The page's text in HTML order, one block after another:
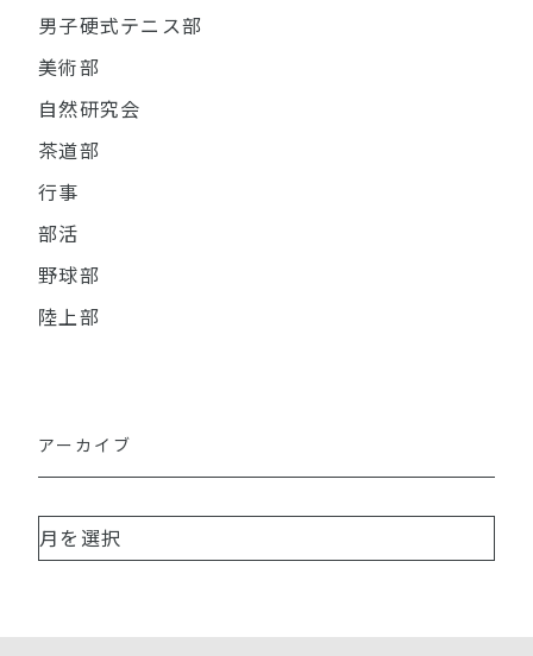
男子硬式テニス部
美術部
自然研究会
茶道部
行事
部活
野球部
陸上部
アーカイブ